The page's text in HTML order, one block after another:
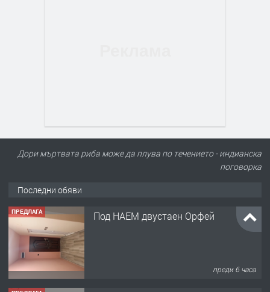
Дори мъртвата риба може да плува по течението - индианска
поговорка
Последни обяви
ПРЕДЛАГА Под НАЕМ двустаен Орфей
преди 6 часа